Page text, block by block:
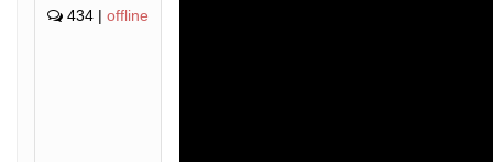
434 | offline